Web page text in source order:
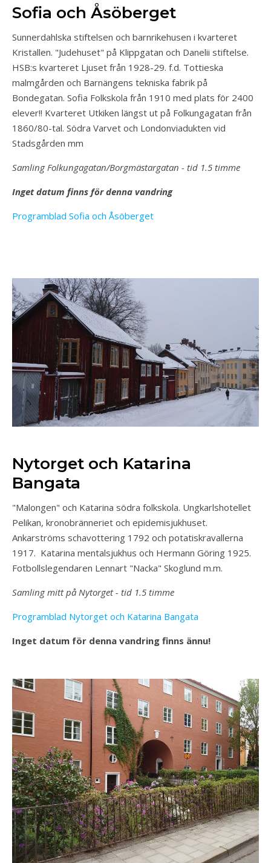
Sofia och Åsöberget
Sunnerdahlska stiftelsen och barnrikehusen i kvarteret
Kristallen. "Judehuset" på Klippgatan och Danelii stiftelse.
HSB:s kvarteret Ljuset från 1928-29. f.d. Tottieska
malmgården och Barnängens tekniska fabrik på
Bondegatan. Sofia Folkskola från 1910 med plats för 2400
elever!! Kvarteret Utkiken längst ut på Folkungagatan från
1860/80-tal. Södra Varvet och Londonviadukten vid
Stadsgården mm
Samling Folkungagatan/Borgmästargatan - tid 1.5 timme
Inget datum finns för denna vandring
Programblad Sofia och Åsöberget
Nytorget och Katarina
Bangata
"Malongen" och Katarina södra folkskola. Ungkarlshotellet
Pelikan, kronobränneriet och epidemisjukhuset.
Ankarströms schavottering 1792 och potatiskravallerna
1917. Katarina mentalsjukhus och Hermann Göring 1925.
Fotbollslegendaren Lennart "Nacka" Skoglund m.m.
Samling mitt på Nytorget - tid 1.5 timme
Programblad Nytorget och Katarina Bangata
Inget datum för denna vandring finns ännu!